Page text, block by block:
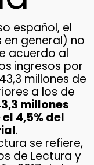
español, el
en general) no
acuerdo al
ingresos por
millones de
a los de
millones
4,5% del
.
se refiere,
de Lectura y